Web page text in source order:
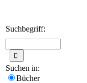
Suchbegriff:
Suchen in:
Bücher